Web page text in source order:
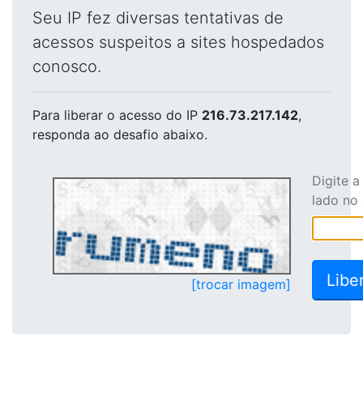
Seu IP fez diversas tentativas de
acessos suspeitos a sites hospedados
conosco.
Para liberar o acesso do IP 216.73.217.142,
responda ao desafio abaixo.
[trocar imagem]
Digite
lado no